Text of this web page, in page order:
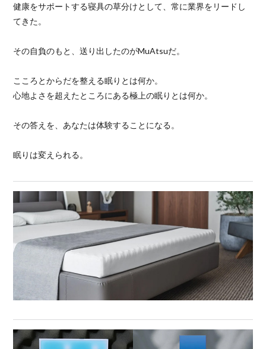
健康をサポートする寝具の草分けとして、常に業界をリードし
てきた。
その自負のもと、送り出したのがMuAtsuだ。
こころとからだを整える眠りとは何か。
心地よさを超えたところにある極上の眠りとは何か。
その答えを、あなたは体験することになる。
眠りは変えられる。